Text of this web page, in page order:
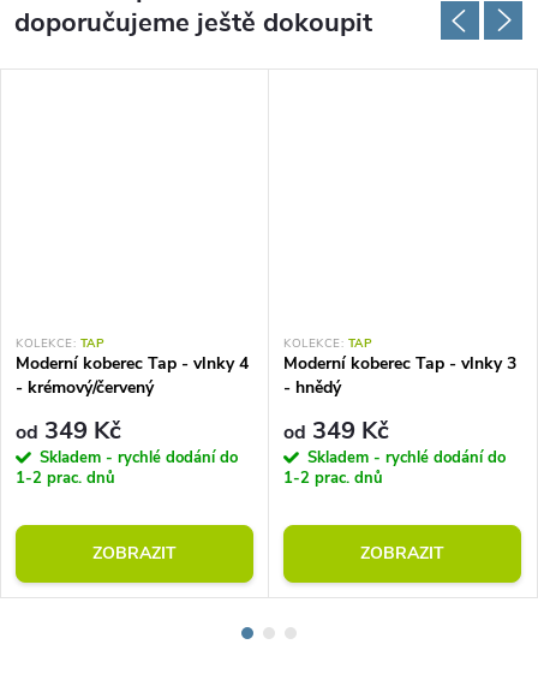
doporučujeme ještě dokoupit
KOLEKCE: TAP
Moderní koberec Tap - vlnky 4
- krémový/červený
od 349 Kč
Skladem - rychlé dodání do
1-2 prac. dnů
ZOBRAZIT
KOLEKCE: TAP
Moderní koberec Tap - vlnky 3
- hnědý
od 349 Kč
Skladem - rychlé dodání do
1-2 prac. dnů
ZOBRAZIT